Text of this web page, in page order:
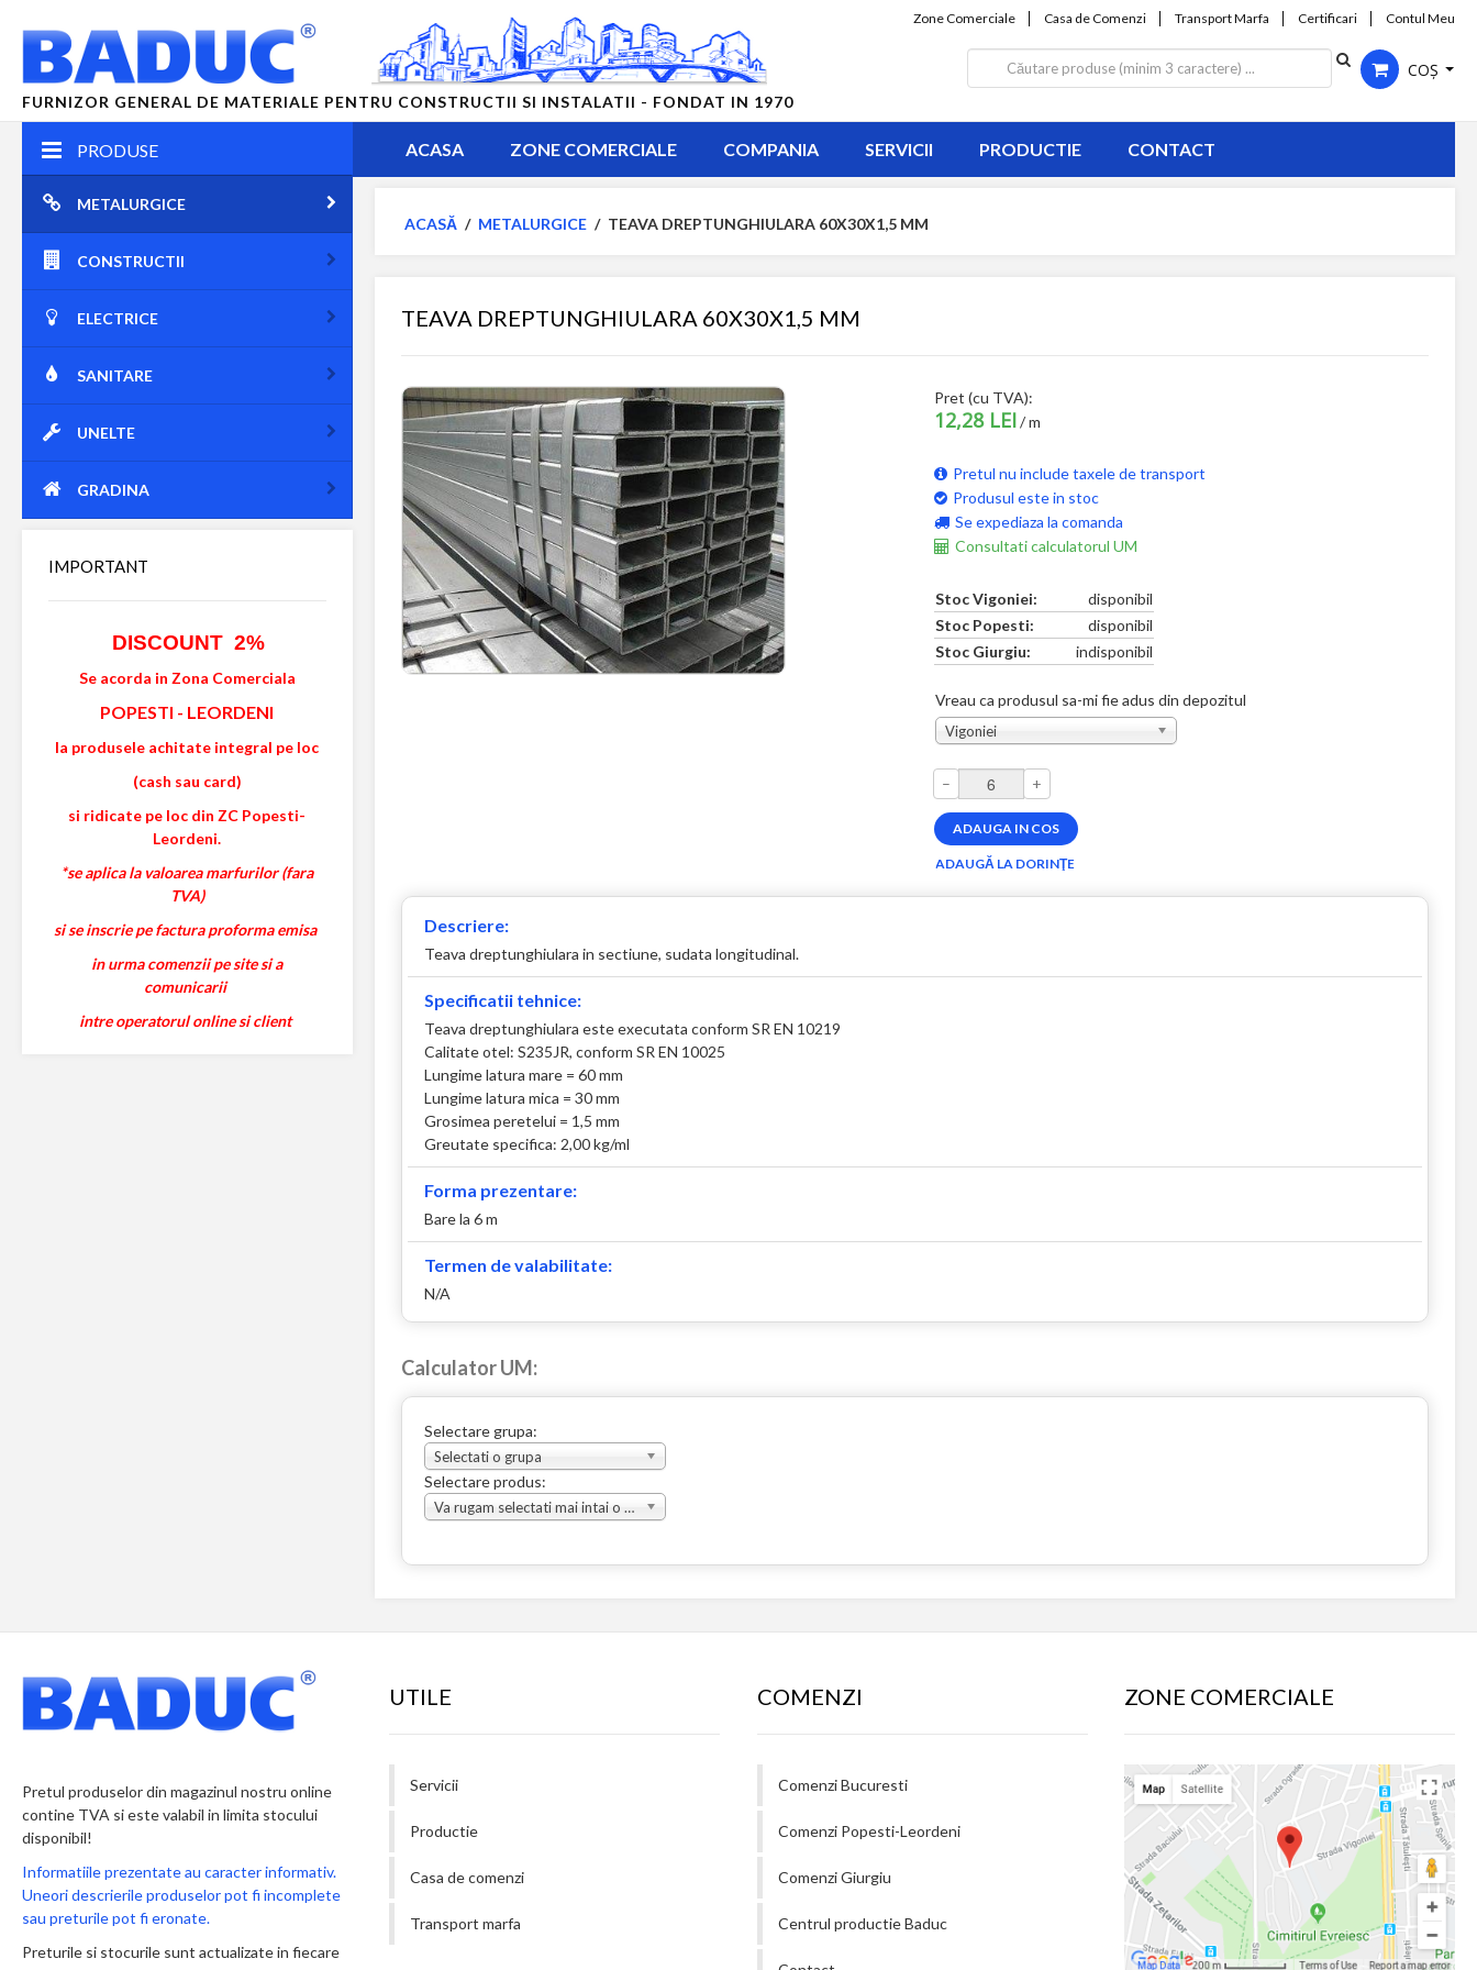
FURNIZOR GENERAL DE MATERIALE PENTRU CONSTRUCTII SI INSTALATII - FONDAT IN 1970
Zone Comerciale Casa de Comenzi Transport Marfa Certificari Contul Meu
COȘ
PRODUSE
METALURGICE
CONSTRUCTII
ELECTRICE
SANITARE
UNELTE
GRADINA
IMPORTANT
DISCOUNT 2%
Se acorda in Zona Comerciala
POPESTI - LEORDENI
la produsele achitate integral pe loc
(cash sau card)
si ridicate pe loc din ZC Popesti-
Leordeni.
*se aplica la valoarea marfurilor (fara
TVA)
si se inscrie pe factura proforma emisa
in urma comenzii pe site si a
comunicarii
intre operatorul online si client
ACASA ZONE COMERCIALE COMPANIA SERVICII PRODUCTIE CONTACT
ACASĂ / METALURGICE / TEAVA DREPTUNGHIULARA 60X30X1,5 MM
TEAVA DREPTUNGHIULARA 60X30X1,5 MM
Pret (cu TVA):
12,28 LEI / m
Pretul nu include taxele de transport
Produsul este in stoc
Se expediaza la comanda
Consultati calculatorul UM
Stoc Vigoniei:
disponibil
Stoc Popesti:
disponibil
Stoc Giurgiu:
indisponibil
Vreau ca produsul sa-mi fie adus din depozitul
Vigoniei
– +
Descriere:
Teava dreptunghiulara in sectiune, sudata longitudinal.
Specificatii tehnice:
Teava dreptunghiulara este executata conform SR EN 10219
Calitate otel: S235JR, conform SR EN 10025
Lungime latura mare = 60 mm
Lungime latura mica = 30 mm
Grosimea peretelui = 1,5 mm
Greutate specifica: 2,00 kg/ml
Forma prezentare:
Bare la 6 m
Termen de valabilitate:
N/A
Calculator UM:
Selectare grupa:
Selectati o grupa
Selectare produs:
Va rugam selectati mai intai o grupa
Pretul produselor din magazinul nostru online
contine TVA si este valabil in limita stocului
disponibil!
Informatiile prezentate au caracter informativ.
Uneori descrierile produselor pot fi incomplete
sau preturile pot fi eronate.
Preturile si stocurile sunt actualizate in fiecare
UTILE
Servicii
Productie
Casa de comenzi
Transport marfa
COMENZI
Comenzi Bucuresti
Comenzi Popesti-Leordeni
Comenzi Giurgiu
Centrul productie Baduc
ZONE COMERCIALE